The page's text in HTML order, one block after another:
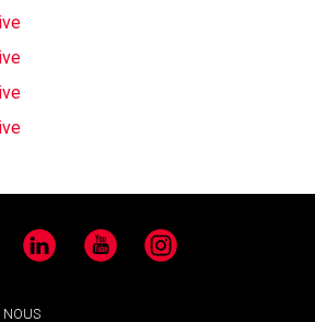
LinkedIn YouTube Instagram